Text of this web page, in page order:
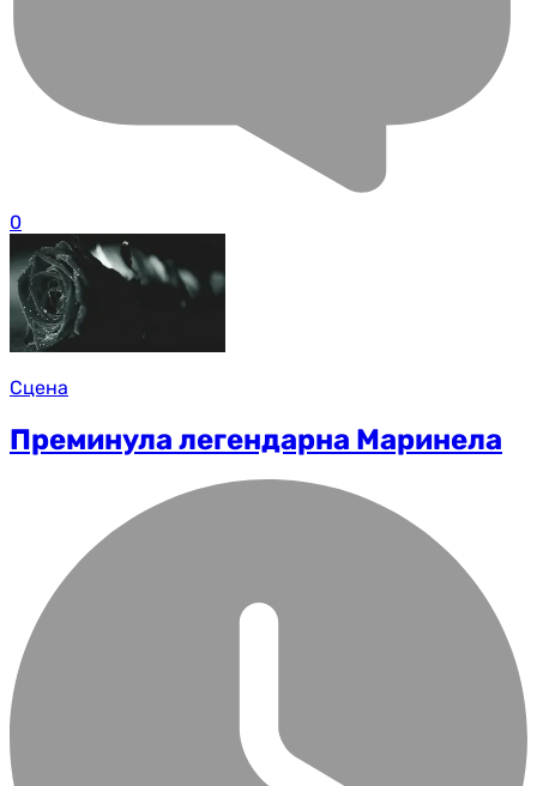
0
Сцена
Преминула легендарна Маринела